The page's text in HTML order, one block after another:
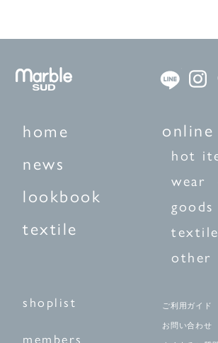
home
news
lookbook
textile
online
hot
wear
goods
textile
other
shoplist
members
ご利用ガイド
お問い合わせ